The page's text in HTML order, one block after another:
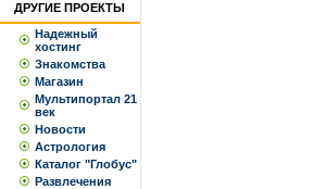
ДРУГИЕ ПРОЕКТЫ
Надежный
хостинг
Знакомства
Магазин
Мультипортал 21
век
Новости
Астрология
Каталог "Глобус"
Развлечения